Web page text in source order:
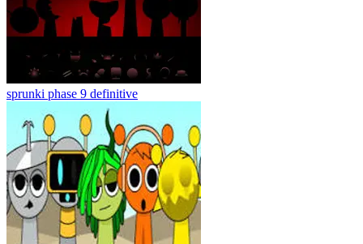
sprunki phase 9 definitive